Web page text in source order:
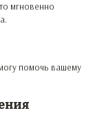
мгновенно
помочь вашему